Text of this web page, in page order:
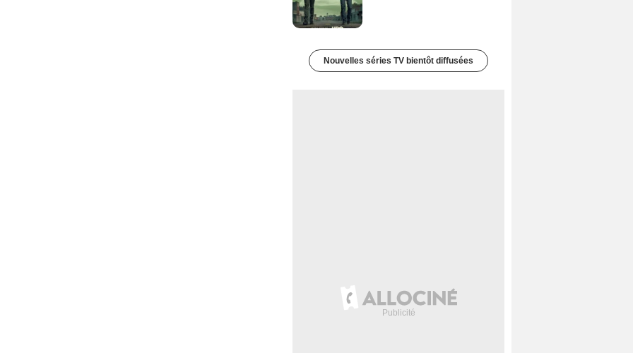
Nouvelles séries TV bientôt diffusées